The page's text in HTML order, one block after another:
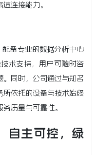
连接能力。
备专业的数据分析中心
术支持，用户可随时咨
。同时，公司通过与知名
所依托的设备与技术始终
质量与可靠性。
自主可控，绿